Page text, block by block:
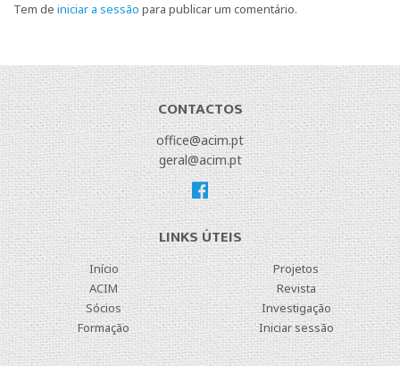
Tem de iniciar a sessão para publicar um comentário.
CONTACTOS
office@acim.pt
geral@acim.pt
LINKS ÚTEIS
Início
ACIM
Sócios
Formação
Projetos
Revista
Investigação
Iniciar sessão